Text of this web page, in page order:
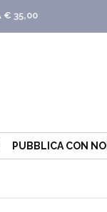
€ 35,00
PUBBLICA CON NOI